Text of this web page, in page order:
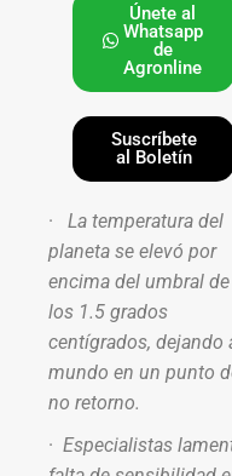
Únete al
Whatsapp
de
Agronline
Suscríbete
al Boletín
· La temperatura del
planeta se elevó por
encima del umbral de
los 1.5 grados
centígrados, dejando
mundo en un punto
no retorno.
· Especialistas